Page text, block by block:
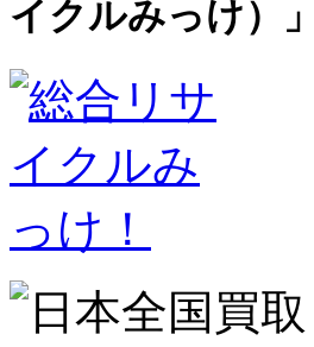
イクルみっけ）」